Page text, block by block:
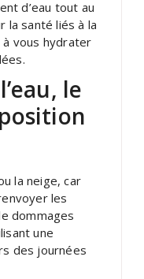
d’eau tout au
la santé liés à la
à vous hydrater
le
la neige, car
les
dommages
une
des journées